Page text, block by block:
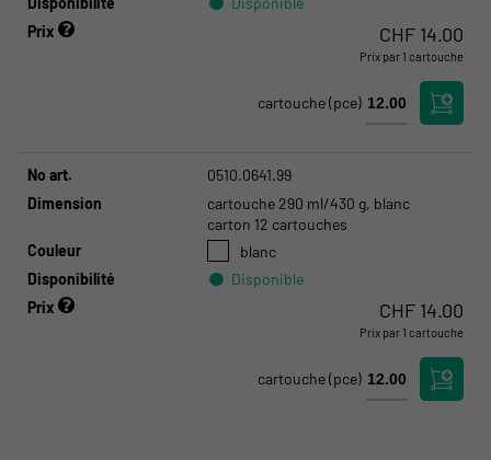
Disponible
Prix CHF 14.00
Prix par 1 cartouche
cartouche(pce)
No art.
0510.0641.99
Dimension
cartouche 290 ml/430 g, blanc
carton 12 cartouches
Couleur
blanc
Disponibilité
Disponible
Disponible
Prix CHF 14.00
Prix par 1 cartouche
cartouche(pce)